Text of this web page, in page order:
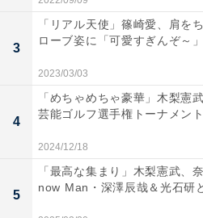
3
「リアル天使」篠崎愛、肩を
ローブ姿に「可愛すぎんぞ～
2023/03/03
4
「めちゃめちゃ豪華」木梨憲
芸能ゴルフ選手権トーナメン
2024/12/18
5
「最高な集まり」木梨憲武、
now Man・深澤辰哉＆光石研